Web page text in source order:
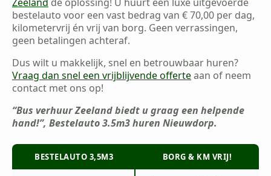
bestelauto voor een vast bedrag van € 70,00 per dag,
kilometervrij én vrij van borg. Geen verrassingen,
geen betalingen achteraf.
Dus wilt u makkelijk, snel en betrouwbaar huren?
Vraag dan snel een vrijblijvende offerteaan of neem
contact met ons op!
“Bus verhuur Zeeland biedt u graag een helpende
hand!”, Bestelauto 3.5m3 huren Nieuwdorp.
BESTELAUTO 3,5M3 BORG & KM VRIJ!